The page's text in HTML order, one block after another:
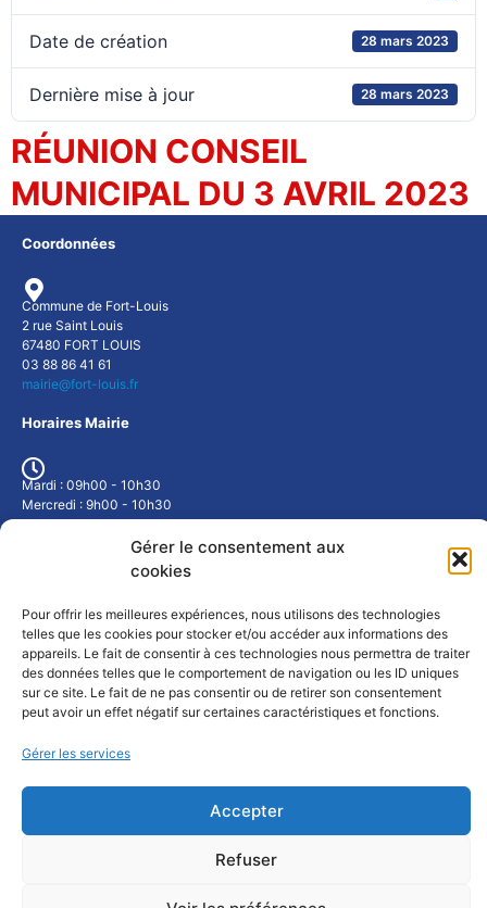
Gérer le consentement aux
cookies
Pour offrir les meilleures expériences, nous utilisons des technologies
telles que les cookies pour stocker et/ou accéder aux informations des
appareils. Le fait de consentir à ces technologies nous permettra de traiter
des données telles que le comportement de navigation ou les ID uniques
sur ce site. Le fait de ne pas consentir ou de retirer son consentement
peut avoir un effet négatif sur certaines caractéristiques et fonctions.
Gérer les services
Accepter
Refuser
Date de création 28 mars 2023
Dernière mise à jour 28 mars 2023
RÉUNION CONSEIL
MUNICIPAL DU 3 AVRIL 2023
Coordonnées
Commune de Fort-Louis
2 rue Saint Louis
67480 FORT LOUIS
03 88 86 41 61
mairie@fort-louis.fr
Horaires Mairie
Mardi : 09h00 - 10h30
Mercredi : 9h00 - 10h30
Jeudi : 17h00 - 19h00
ou sur rendez-vous
Météo Fort-Louis